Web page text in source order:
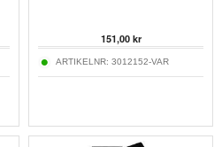
151,00kr
ARTIKELNR: 3012152-VAR